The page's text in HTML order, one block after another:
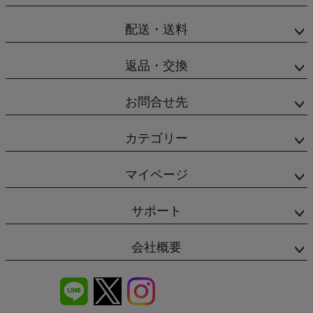
配送・送料
返品・交換
お問合せ先
カテゴリー
マイページ
サポート
会社概要